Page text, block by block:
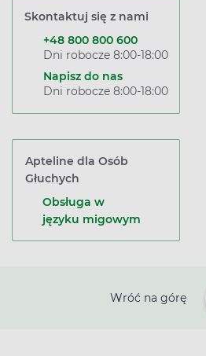
Skontaktuj się z nami
+48 800 800 600
Dni robocze 8:00-18:00
Napisz do nas
Dni robocze 8:00-18:00
Apteline dla Osób
Głuchych
Obsługa w
języku migowym
Wróć na górę